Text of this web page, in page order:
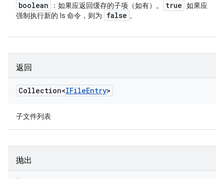
boolean ：如果应返回缓存的子项（如有）。 true 如果应
强制执行新的 ls 命令，则为
false 。
返回
Collection<IFileEntry>
子文件列表
抛出